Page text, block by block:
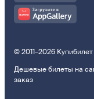
© 2011–2026 Купибилет
Дешевые билеты на
заказ